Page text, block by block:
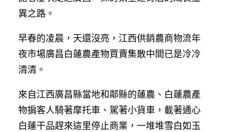
異之路。
早春的凌晨，天還沒亮，江西供銷農商物流年
夜市場廣昌白蓮農產物買賣集散中間已是冷冷
清清。
來自江西廣昌縣當地和鄰縣的蓮農、白蓮農產
物掮客人騎著摩托車、駕著小貨車，載著通心
白蓮干品趕來這里停止商業，一堆堆雪白如玉